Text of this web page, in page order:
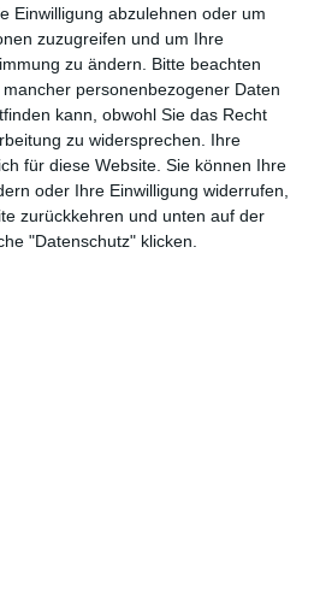
Einwilligung abzulehnen oder um
zuzugreifen und um Ihre
zu ändern. Bitte beachten
personenbezogener Daten
kann, obwohl Sie das Recht
zu widersprechen. Ihre
für diese Website. Sie können Ihre
oder Ihre Einwilligung widerrufen,
zurückkehren und unten auf der
"Datenschutz" klicken.
12.3
65
770.4
21
3.
Wo
9.88
4
79.83
1
Wo
Last
9.82
0
868.6
82
10.